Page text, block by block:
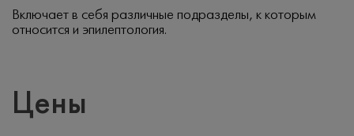
Включает в себя различные подразделы, к которым
относится и эпилептология.
Цены